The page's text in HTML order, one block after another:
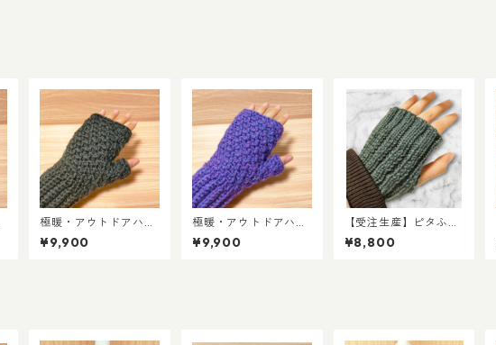
極暖・アウトドアハン
ドウォーマー／フォレ
ストブラック
¥9,900
極暖・アウトドアハン
ドウォーマー／グレー
プパープル
¥9,900
【受注生産】ピタふ
わ・ルームハンドウォ
ーマー（室内向け）
¥8,800